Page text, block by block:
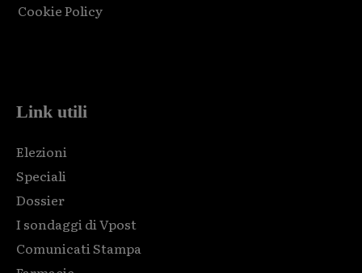
Cookie Policy
Link utili
Elezioni
Speciali
Dossier
I sondaggi di Vpost
Comunicati Stampa